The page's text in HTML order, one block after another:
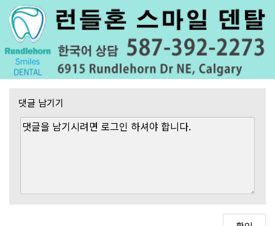
댓글 남기기